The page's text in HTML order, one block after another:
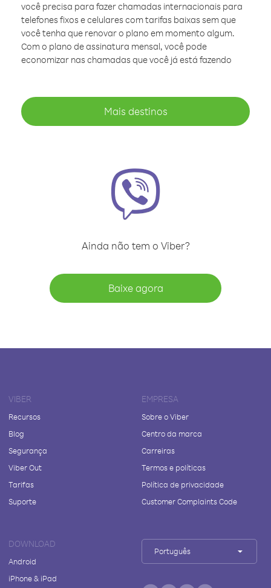
você precisa para fazer chamadas internacionais para
telefones fixos e celulares com tarifas baixas sem que
você tenha que renovar o plano em momento algum.
Com o plano de assinatura mensal, você pode
economizar nas chamadas que você já está fazendo
Mais destinos
Ainda não tem o Viber?
Baixe agora
VIBER
Recursos
Blog
Segurança
Viber Out
Tarifas
Suporte
EMPRESA
Sobre o Viber
Centro da marca
Carreiras
Termos e políticas
Política de privacidade
Customer Complaints Code
DOWNLOAD
Android
iPhone & iPad
Português